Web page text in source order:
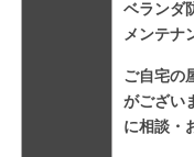
ベランダ
メンテナ
ご自宅の
がござい
に相談・